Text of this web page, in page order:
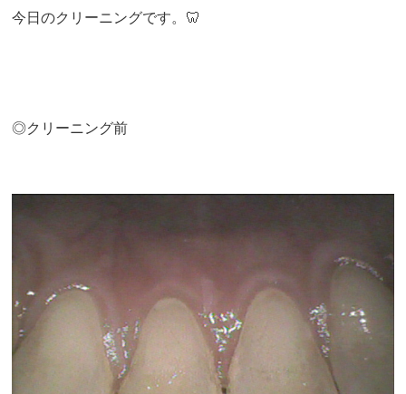
今日のクリーニングです。🦷
◎クリーニング前